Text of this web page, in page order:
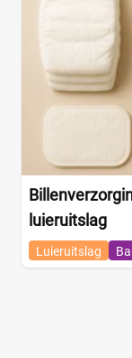
luieruitslag
Luieruitslag